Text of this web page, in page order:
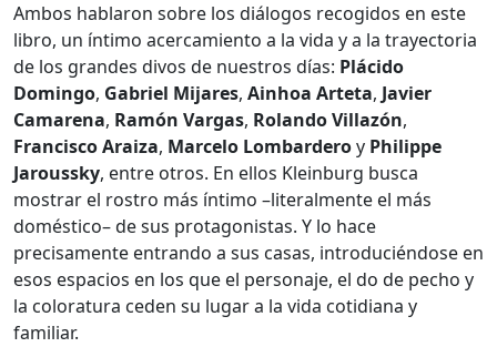
Ambos hablaron sobre los diálogos recogidos en este
libro, un íntimo acercamiento a la vida y a la trayectoria
de los grandes divos de nuestros días: Plácido
Domingo, Gabriel Mijares, Ainhoa Arteta, Javier
Camarena, Ramón Vargas, Rolando Villazón,
Francisco Araiza, Marcelo Lombarderoy Philippe
Jaroussky, entre otros. En ellos Kleinburg busca
mostrar el rostro más íntimo –literalmente el más
doméstico– de sus protagonistas. Y lo hace
precisamente entrando a sus casas, introduciéndose en
esos espacios en los que el personaje, el do de pecho y
la coloratura ceden su lugar a la vida cotidiana y
familiar.